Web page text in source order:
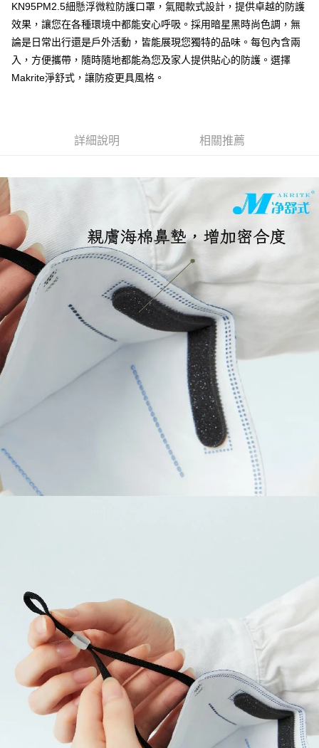
KN95PM2.5細懸浮微粒防護口罩，氣閥款式設計，提供卓越的防護
效果，讓您在各種環境中都能安心呼吸。採用暗星黑時尚色調，無
論是日常出行還是戶外活動，皆能展現您獨特的品味。每包內含兩
入，方便攜帶，隨時隨地都能為您及家人提供貼心的防護。選擇
Makrite淨舒式，讓防疫更具風格。
詳細說明 相關推薦